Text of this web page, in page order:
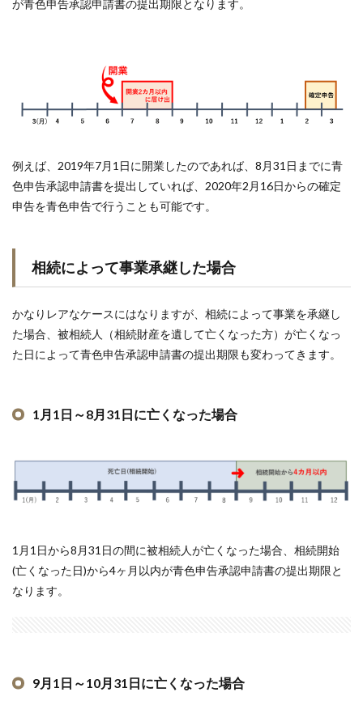
が青色申告承認申請書の提出期限となります。
例えば、2019年7月1日に開業したのであれば、8月31日までに青
色申告承認申請書を提出していれば、2020年2月16日からの確定
申告を青色申告で行うことも可能です。
相続によって事業承継した場合
かなりレアなケースにはなりますが、相続によって事業を承継し
た場合、被相続人（相続財産を遺して亡くなった方）が亡くなっ
た日によって青色申告承認申請書の提出期限も変わってきます。
1月1日～8月31日に亡くなった場合
1月1日から8月31日の間に被相続人が亡くなった場合、相続開始
(亡くなった日)から4ヶ月以内が青色申告承認申請書の提出期限と
なります。
9月1日～10月31日に亡くなった場合